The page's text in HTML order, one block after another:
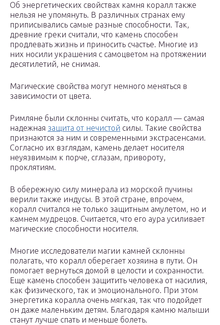
Об энергетических свойствах камня коралл также
нельзя не упомянуть. В различных странах ему
приписывались самые разные способности. Так,
древние греки считали, что камень способен
продлевать жизнь и приносить счастье. Многие из
них носили украшения с самоцветом на протяжении
десятилетий, не снимая.
Магические свойства могут немного меняться в
зависимости от цвета.
Римляне были склонны считать, что коралл — самая
надежная защита от нечистой силы. Такие свойства
признаются за ним и современными экстрасенсами.
Согласно их взглядам, камень делает носителя
неуязвимым к порче, сглазам, привороту,
проклятиям.
В обережную силу минерала из морской пучины
верили также индусы. В этой стране, впрочем,
коралл считался не только защитным амулетом, но и
камнем мудрецов. Считается, что его аура усиливает
магические способности носителя.
Многие исследователи магии камней склонны
полагать, что коралл оберегает хозяина в пути. Он
помогает вернуться домой в целости и сохранности.
Еще камень способен защитить человека от насилия,
как физического, так и эмоционального. При этом
энергетика коралла очень мягкая, так что подойдет
он даже маленьким детям. Благодаря камню малыши
станут лучше спать и меньше болеть.